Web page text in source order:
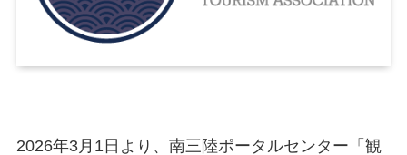
2026年3月1日より、南三陸ポータルセンター「観